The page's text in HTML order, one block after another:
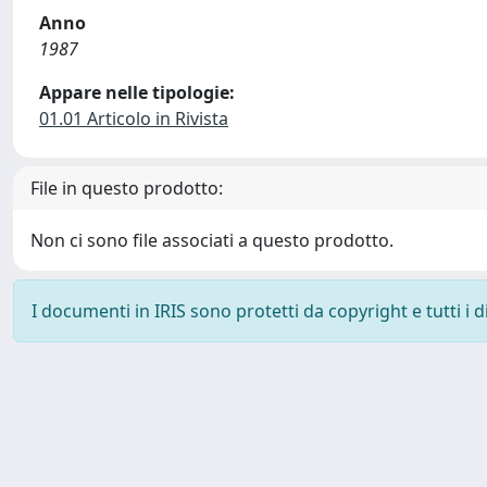
Anno
1987
Appare nelle tipologie:
01.01 Articolo in Rivista
File in questo prodotto:
Non ci sono file associati a questo prodotto.
I documenti in IRIS sono protetti da copyright e tutti i